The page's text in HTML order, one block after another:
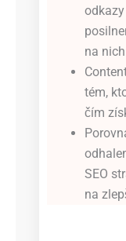
na
tém,
čím
SEO
na